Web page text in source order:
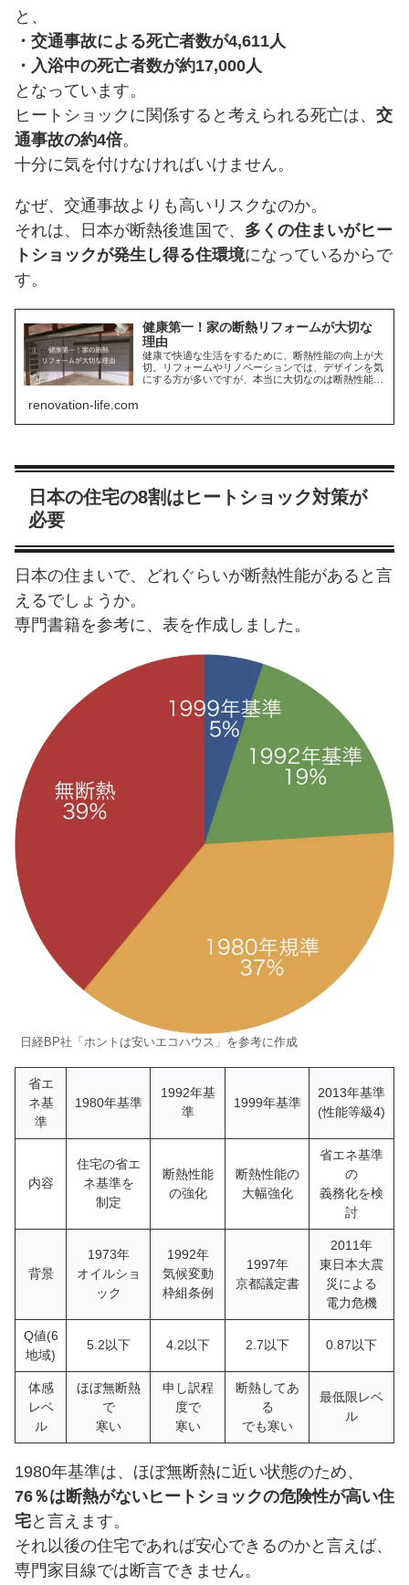
と、
・交通事故による死亡者数が4,611人
・入浴中の死亡者数が約17,000人
となっています。
ヒートショックに関係すると考えられる死亡は、 交
通事故の約4倍。
十分に気を付けなければいけません。
なぜ、交通事故よりも高いリスクなのか。
それは、日本が断熱後進国で、 多くの住まいがヒー
トショックが発生し得る住環境になっているからで
す。
健康第一！家の断熱リフォームが大切な
理由
健康で快適な生活をするために、断熱性能の向上が大
切。リフォームやリノベーションでは、デザインを気
にする方が多いですが、本当に大切なのは断熱性能で
renovation-life.com
日本の住宅の8割はヒートショック対策が
必要
日本の住まいで、どれぐらいが断熱性能があると言
えるでしょうか。
専門書籍を参考に、表を作成しました。
日経BP社「ホントは安いエコハウス」を参考に作成
省エ
ネ基
準
1980年基準
1992年基
準
1999年基準
2013年基準
(性能等級4)
内容
住宅の省エ
ネ基準を
制定
断熱性能
の強化
断熱性能の
大幅強化
省エネ基準
の
義務化を検
討
背景
1973年
オイルショ
ック
1992年
気候変動
枠組条例
1997年
京都議定書
2011年
東日本大震
災による
電力危機
Q値(6
地域)
5.2以下 4.2以下 2.7以下 0.87以下
体感
レベ
ル
ほぼ無断熱
で
寒い
申し訳程
度で
寒い
断熱してあ
る
でも寒い
最低限レベ
ル
1980年基準は、ほぼ無断熱に近い状態のため、
76％は断熱がないヒートショックの危険性が高い住
宅と言えます。
それ以後の住宅であれば安心できるのかと言えば、
専門家目線では断言できません。